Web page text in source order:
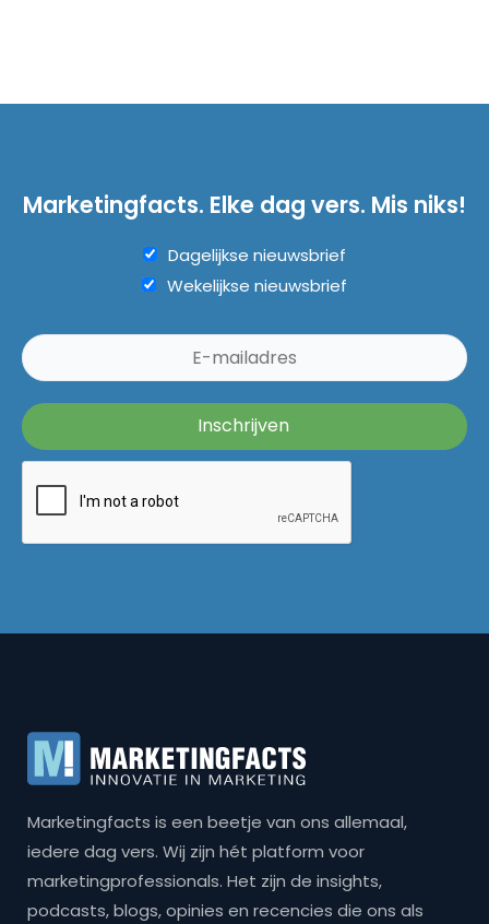
Marketingfacts. Elke dag vers. Mis niks!
Dagelijkse nieuwsbrief
Wekelijkse nieuwsbrief
Marketingfacts is een beetje van ons allemaal,
iedere dag vers. Wij zijn hét platform voor
marketingprofessionals. Het zijn de insights,
podcasts, blogs, opinies en recencies die ons als